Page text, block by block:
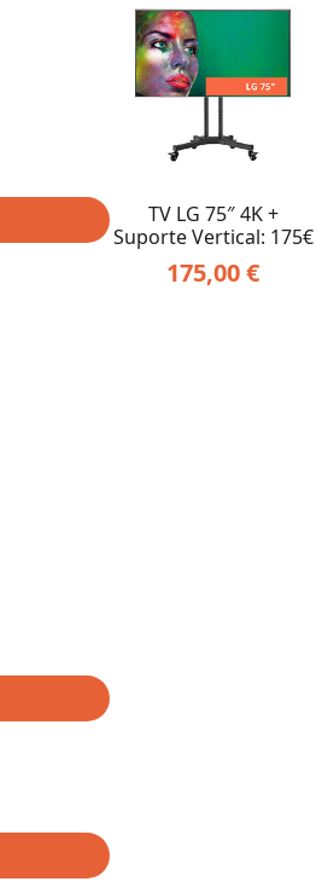
TV LG 75″ 4K +
Suporte Vertical: 175€
175,00€